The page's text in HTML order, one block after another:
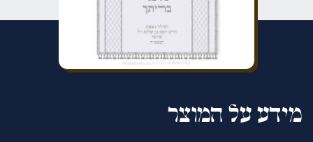
מידע על המוצר